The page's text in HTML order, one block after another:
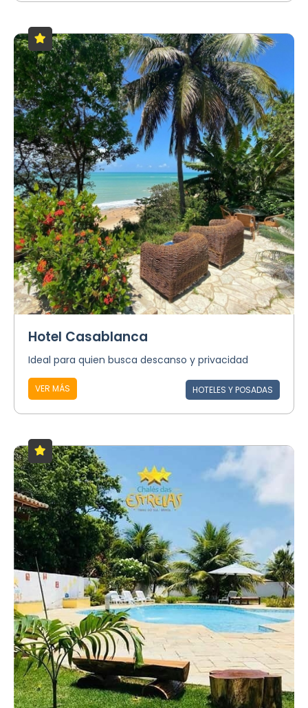
Hotel Casablanca
Ideal para quien busca descanso y privacidad
VER MÁS HOTELES Y POSADAS